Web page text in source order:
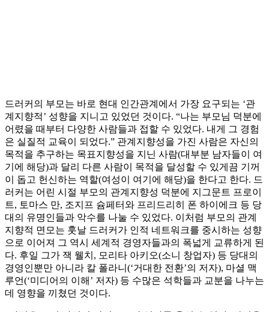
드러커의 부모는 바로 현대 인간관계에서 가장 요구되는 ‘관
계지향적’ 성향을 지니고 있었던 것이다. “나는 부모님 덕분에
어렸을 때부터 다양한 사람들과 접할 수 있었다. 내게 그 경험
은 실질적 교육이 되었다.” 관계지향성을 가진 사람은 자신의
목적을 추구하는 목표지향성을 지닌 사람(대부분 남자들이 여
기에 해당)과 달리 다른 사람이 목적을 달성할 수 있게끔 기꺼
이 돕고 헌신하는 역할(여성이 여기에 해당)을 한다고 한다. 드
러커는 어린 시절 부모의 관계지향성 덕분에 지그문트 프로이
트, 토마스 만, 조지프 슘페터와 프리드리히 폰 하이에크 등 당
대의 유명인들과 악수를 나눌 수 있었다. 이처럼 부모의 관계
지향적 면모는 훗날 드러커가 인적 네트워크를 중시하는 성향
으로 이어져 그 역시 세계적 경영자들과의 폭넓게 교류하게 된
다. 후일 그가 잭 웰치, 모리타 아키오(소니 창업자) 등 당대의
경영인뿐만 아니라 칼 폴라니(‘거대한 전환’의 저자), 마셜 맥
루언(‘미디어의 이해’ 저자) 등 수많은 석학들과 교분을 나누는
데 영향을 끼쳤던 것이다.